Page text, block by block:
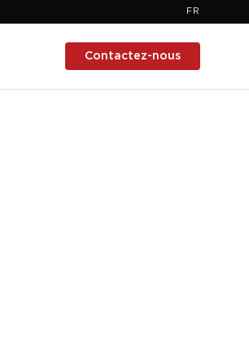
FR
Contactez-nous